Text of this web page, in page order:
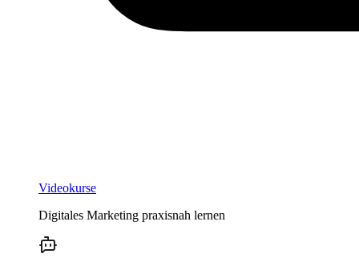
Videokurse
Digitales Marketing praxisnah lernen